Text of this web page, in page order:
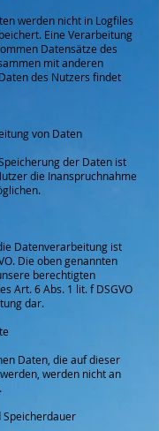
werden nicht in Logfiles
Eine Verarbeitung
Datensätze des
mit anderen
des Nutzers findet
von Daten
der Daten ist
die Inanspruchnahme
Datenverarbeitung ist
Die oben genannten
berechtigten
Art. 6 Abs. 1 lit. f DSGVO
dar.
Daten, die auf dieser
werden nicht an
Speicherdauer